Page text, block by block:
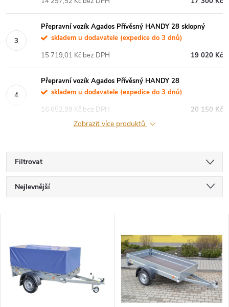
Přepravní vozík Agados Přívěsný HANDY 28 sklopný
skladem u dodavatele (expedice do 3 dnů)
19 020 Kč
15 719,01 Kč bez DPH
Přepravní vozík Agados Přívěsný HANDY 28
skladem u dodavatele (expedice do 3 dnů)
20 150 Kč
16 652,89 Kč bez DPH
Zobrazit více produktů
Filtrovat
Ř
a
z
e
Nejlevnější
Abecedně
ý
p